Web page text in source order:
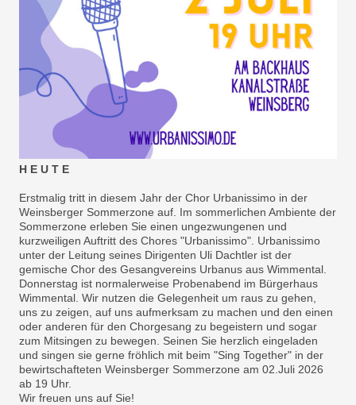
H E U T E
Erstmalig tritt in diesem Jahr der Chor Urbanissimo in der
Weinsberger Sommerzone auf. Im sommerlichen Ambiente der
Sommerzone erleben Sie einen ungezwungenen und
kurzweiligen Auftritt des Chores "Urbanissimo". Urbanissimo
unter der Leitung seines Dirigenten Uli Dachtler ist der
gemische Chor des Gesangvereins Urbanus aus Wimmental.
Donnerstag ist normalerweise Probenabend im Bürgerhaus
Wimmental. Wir nutzen die Gelegenheit um raus zu gehen,
uns zu zeigen, auf uns aufmerksam zu machen und den einen
oder anderen für den Chorgesang zu begeistern und sogar
zum Mitsingen zu bewegen. Seinen Sie herzlich eingeladen
und singen sie gerne fröhlich mit beim "Sing Together" in der
bewirtschafteten Weinsberger Sommerzone am 02.Juli 2026
ab 19 Uhr.
Wir freuen uns auf Sie!